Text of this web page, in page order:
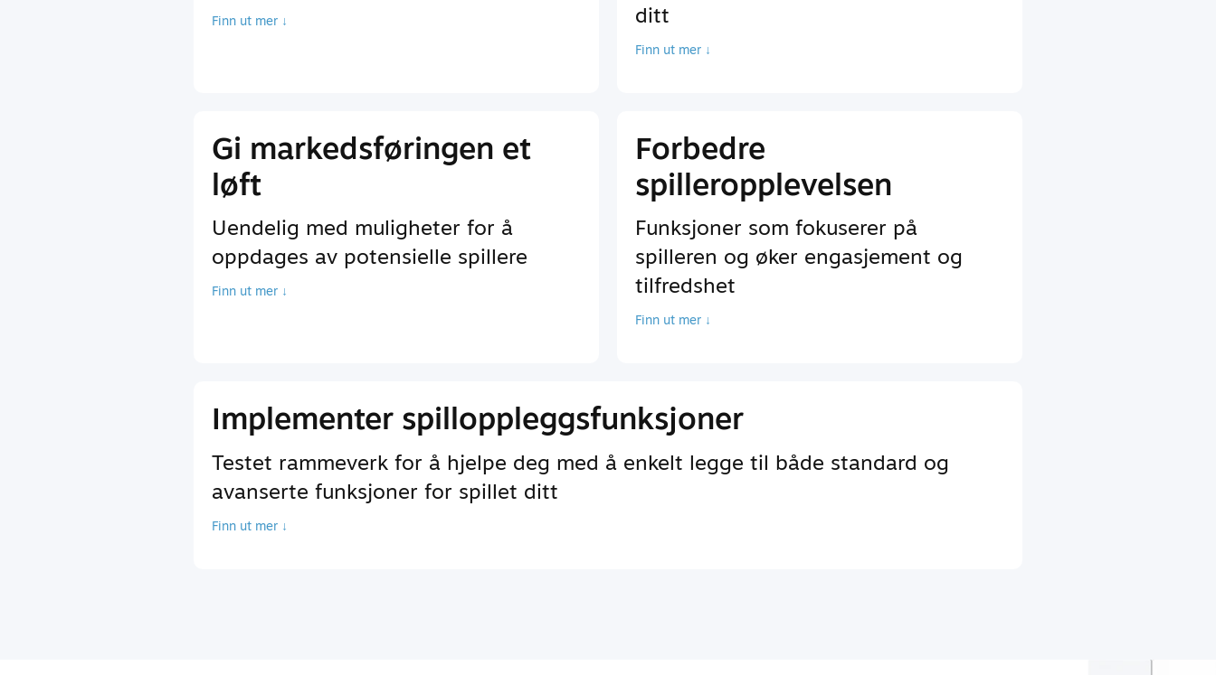
Finn ut mer ↓
ditt
Finn ut mer ↓
Gi markedsføringen et
løft
Uendelig med muligheter for å
oppdages av potensielle spillere
Finn ut mer ↓
Forbedre
spilleropplevelsen
Funksjoner som fokuserer på
spilleren og øker engasjement og
tilfredshet
Finn ut mer ↓
Implementer spilloppleggsfunksjoner
Testet rammeverk for å hjelpe deg med å enkelt legge til både standard og
avanserte funksjoner for spillet ditt
Finn ut mer ↓